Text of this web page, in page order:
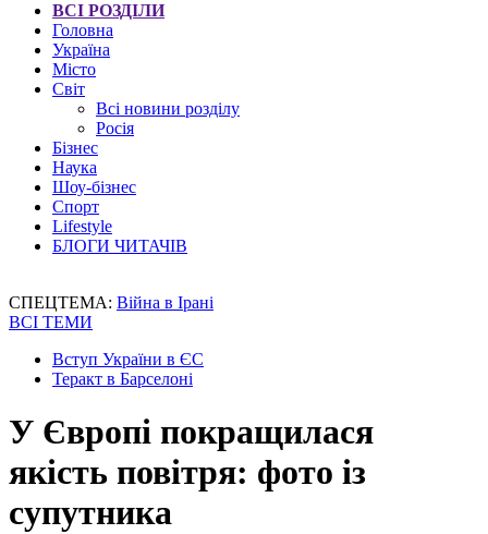
ВСІ РОЗДІЛИ
Головна
Україна
Місто
Світ
Всі новини розділу
Росія
Бізнес
Наука
Шоу-бізнес
Спорт
Lifestyle
БЛОГИ ЧИТАЧІВ
СПЕЦТЕМА: Війна в Ірані
ВСІ ТЕМИ
Вступ України в ЄС
Теракт в Барселоні
У Європі покращилася
якість повітря: фото із
супутника